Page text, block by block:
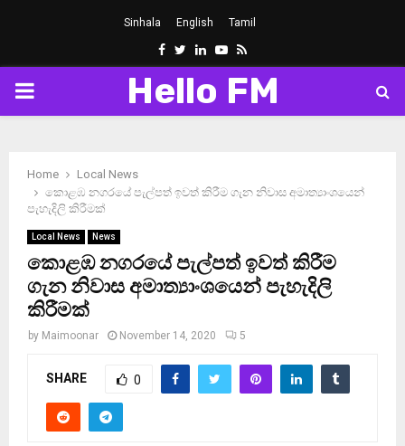
Sinhala English Tamil
Facebook
Twitter
LinkedinYoutube
Rss
PRIMARY
Hello FM
Home
Local News
කොළඹ නගරයේ පැල්පත් ඉවත් කිරීම ගැන නිවාස අමාත්‍යාංශයෙන්
පැහැදිලි කිරීමක්
Local News News
කොළඹ නගරයේ පැල්පත් ඉවත් කිරීම
ගැන නිවාස අමාත්‍යාංශයෙන් පැහැදිලි
කිරීමක්
by Maimoonar November 14, 2020 5
SHARE 0